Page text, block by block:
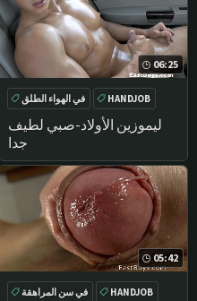
06:25
ليموزين الأولاد-صبي لطيف
جدا
في الهواء الطلق
HANDJOB
السيارة
تدليك
05:42
في سن المراهقة
HANDJOB